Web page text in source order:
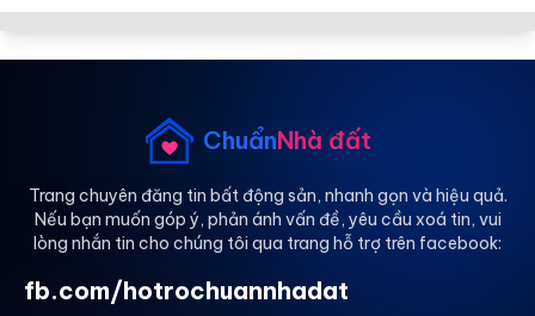
ChuẩnNhà đất
Trang chuyên đăng tin bất động sản, nhanh gọn và hiệu quả.
Nếu bạn muốn góp ý, phản ánh vấn đề, yêu cầu xoá tin, vui
lòng nhắn tin cho chúng tôi qua trang hỗ trợ trên facebook:
fb.com/hotrochuannhadat